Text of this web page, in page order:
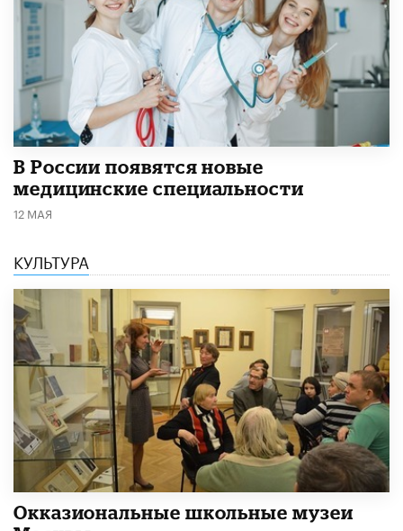
В России появятся новые
медицинские специальности
12 МАЯ
КУЛЬТУРА
​Окказиональные школьные музеи